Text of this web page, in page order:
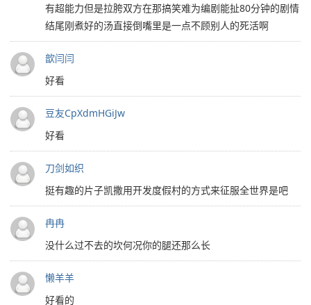
有超能力但是拉胯双方在那搞笑难为编剧能扯80分钟的剧情
结尾刚煮好的汤直接倒嘴里是一点不顾别人的死活啊
歆闫闫
好看
豆友CpXdmHGiJw
好看
刀剑如织
挺有趣的片子凯撒用开发度假村的方式来征服全世界是吧
冉冉
没什么过不去的坎何况你的腿还那么长
懒羊羊
好看的